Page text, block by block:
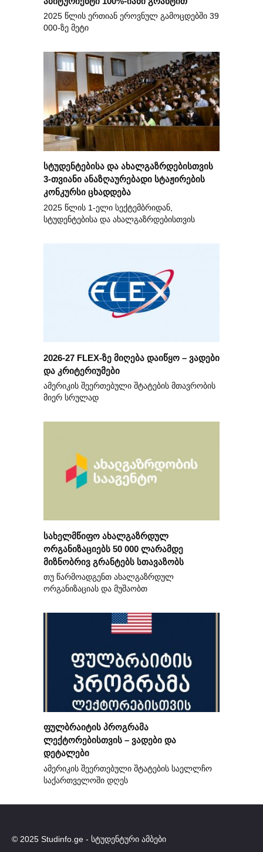
2025 წლის ერთიან ეროვნულ გამოცდებში 39
000-ზე მეტი
სტუდენტებისა და ახალგაზრდებისთვის
3-თვიანი ანაზღაურებადი სტაჟირების
კონკურსი ცხადდება
2025 წლის 1-ელი სექტემბრიდან,
სტუდენტებისა და ახალგაზრდებისთვის
2026-27 FLEX-ზე მიღება დაიწყო – ვადები
და კრიტერიუმები
ამერიკის შეერთებული შტატების მთავრობის
მიერ სრულად
სახელმწიფო ახალგაზრდულ
ორგანიზაციებს 50 000 ლარამდე
მიზნობრივ გრანტებს სთავაზობს
თუ წარმოადგენთ ახალგაზრდულ
ორგანიზაციას და მუშაობთ
ფულბრაიტის პროგრამა
ლექტორებისთვის – ვადები და
დეტალები
ამერიკის შეერთებული შტატების საელლჩო
საქართველოში დღეს
© 2025 Studinfo.ge - სტუდენტური ამბები